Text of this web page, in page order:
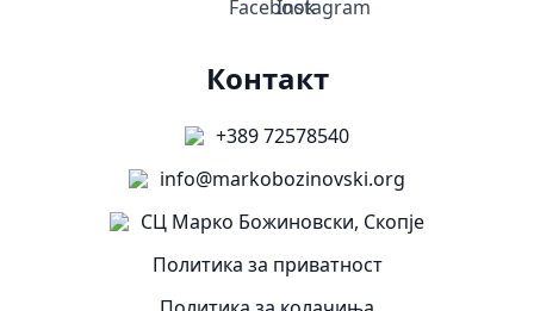
Контакт
+389 72578540
info@markobozinovski.org
СЦ Марко Божиновски, Скопје
Политика за приватност